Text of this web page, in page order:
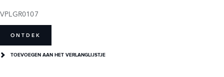
VPLGR0107
ONTDEK
TOEVOEGEN AAN HET VERLANGLIJSTJE